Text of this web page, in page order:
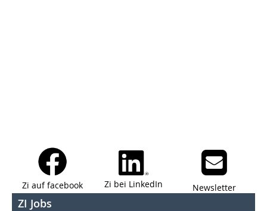
Zi auf facebook Zi bei LinkedIn Newsletter
ZI Jobs